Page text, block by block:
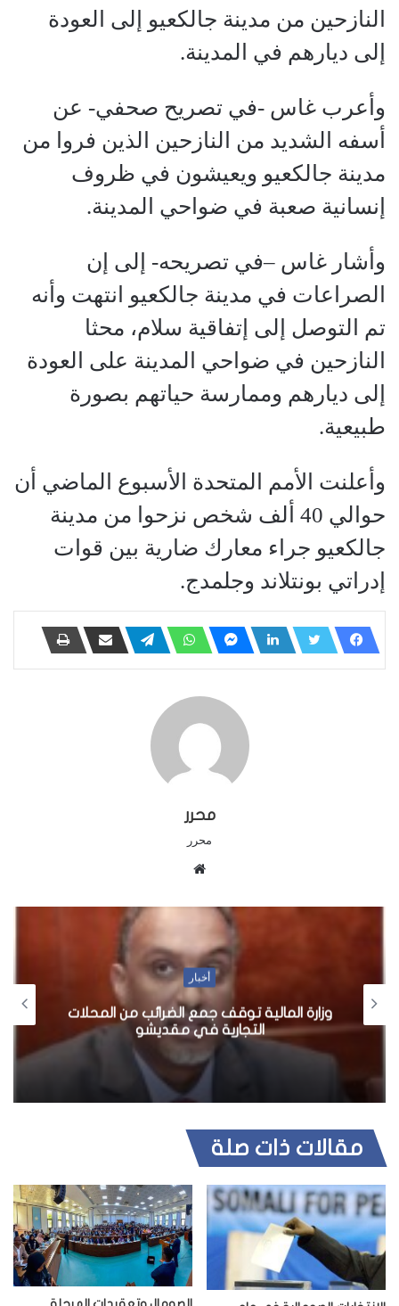
النازحين من مدينة جالكعيو إلى العودة
إلى ديارهم في المدينة.
وأعرب غاس -في تصريح صحفي- عن
أسفه الشديد من النازحين الذين فروا من
مدينة جالكعيو ويعيشون في ظروف
إنسانية صعبة في ضواحي المدينة.
وأشار غاس –في تصريحه- إلى إن
الصراعات في مدينة جالكعيو انتهت وأنه
تم التوصل إلى إتفاقية سلام، محثا
النازحين في ضواحي المدينة على العودة
إلى ديارهم وممارسة حياتهم بصورة
طبيعية.
وأعلنت الأمم المتحدة الأسبوع الماضي أن
حوالي 40 ألف شخص نزحوا من مدينة
جالكعيو جراء معارك ضارية بين قوات
إدراتي بونتلاند وجلمدج.
محرر
محرر
ا
ل
و
ي
ب
أخبار
وزارة المالية توقف جمع الضرائب من المحلات
التجارية في مقديشو
مقالات ذات صلة